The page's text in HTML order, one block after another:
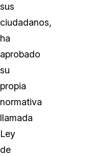
sus
ciudadanos,
ha
aprobado
su
propia
normativa
llamada
Ley
de